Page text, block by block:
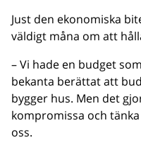
Just den ekonomiska
väldigt måna om att
– Vi hade en budget
bekanta berättat att
bygger hus. Men det
kompromissa och
oss.